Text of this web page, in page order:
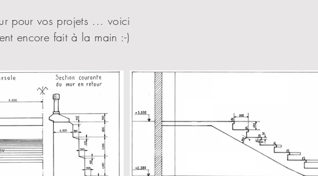
pour vos projets ... voici
encore fait à la main :-)